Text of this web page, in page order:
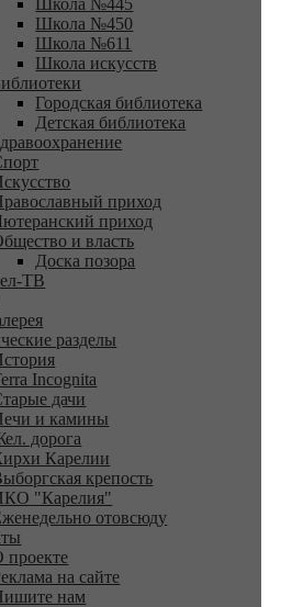
Школа №445
Школа №450
Школа №611
Школа искусств
Городская библиотека
Детская библиотека
приход
приход
и власть
Доска позора
ТВ
разделы
Incognita
дачи
и камины
дорога
Карелии
крепость
"Карелия"
отовсюду
проекте
на сайте
нам